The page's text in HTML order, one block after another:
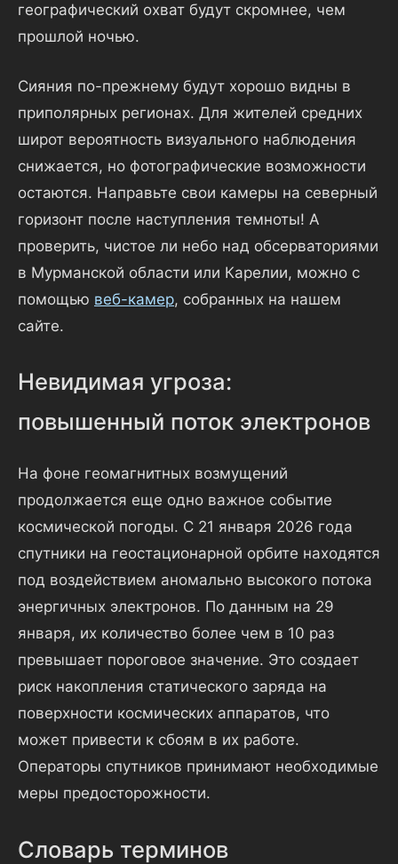
географический охват будут скромнее, чем
прошлой ночью.
Сияния по-прежнему будут хорошо видны в
приполярных регионах. Для жителей средних
широт вероятность визуального наблюдения
снижается, но фотографические возможности
остаются. Направьте свои камеры на северный
горизонт после наступления темноты! А
проверить, чистое ли небо над обсерваториями
в Мурманской области или Карелии, можно с
помощью веб-камер, собранных на нашем
сайте.
Невидимая угроза:
повышенный поток электронов
На фоне геомагнитных возмущений
продолжается еще одно важное событие
космической погоды. С 21 января 2026 года
спутники на геостационарной орбите находятся
под воздействием аномально высокого потока
энергичных электронов. По данным на 29
января, их количество более чем в 10 раз
превышает пороговое значение. Это создает
риск накопления статического заряда на
поверхности космических аппаратов, что
может привести к сбоям в их работе.
Операторы спутников принимают необходимые
меры предосторожности.
Словарь терминов